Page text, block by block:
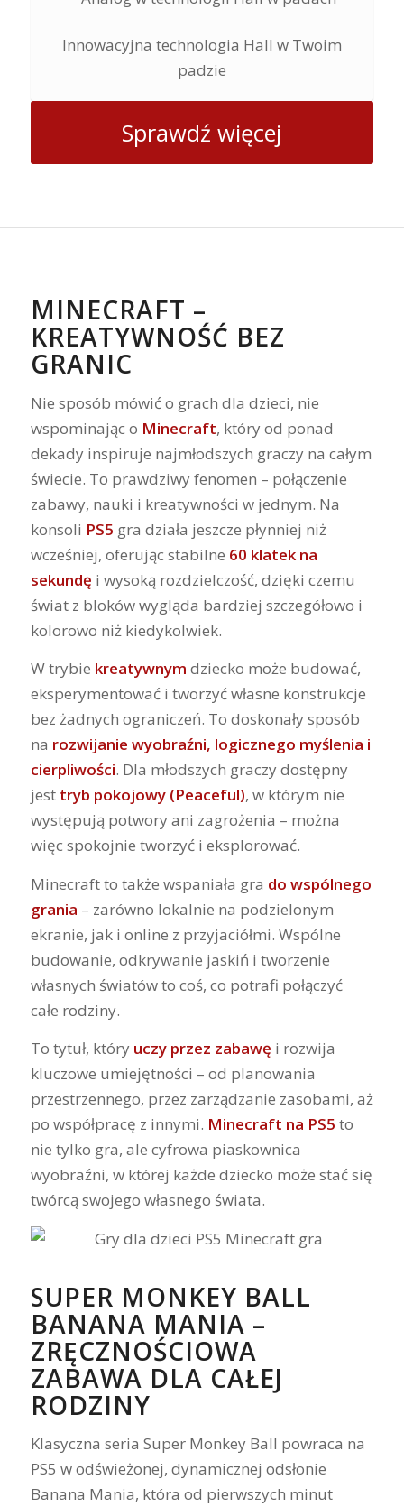
Innowacyjna technologia Hall w Twoim
padzie
Sprawdź więcej
MINECRAFT –
KREATYWNOŚĆ BEZ
GRANIC
Nie sposób mówić o grach dla dzieci, nie
wspominając o Minecraft, który od ponad
dekady inspiruje najmłodszych graczy na całym
świecie. To prawdziwy fenomen – połączenie
zabawy, nauki i kreatywności w jednym. Na
konsoli PS5 gra działa jeszcze płynniej niż
wcześniej, oferując stabilne 60 klatek na
sekundę i wysoką rozdzielczość, dzięki czemu
świat z bloków wygląda bardziej szczegółowo i
kolorowo niż kiedykolwiek.
W trybie kreatywnym dziecko może budować,
eksperymentować i tworzyć własne konstrukcje
bez żadnych ograniczeń. To doskonały sposób
na rozwijanie wyobraźni, logicznego myślenia i
cierpliwości. Dla młodszych graczy dostępny
jest tryb pokojowy (Peaceful), w którym nie
występują potwory ani zagrożenia – można
więc spokojnie tworzyć i eksplorować.
Minecraft to także wspaniała gra do wspólnego
grania – zarówno lokalnie na podzielonym
ekranie, jak i online z przyjaciółmi. Wspólne
budowanie, odkrywanie jaskiń i tworzenie
własnych światów to coś, co potrafi połączyć
całe rodziny.
To tytuł, który uczy przez zabawę i rozwija
kluczowe umiejętności – od planowania
przestrzennego, przez zarządzanie zasobami, aż
po współpracę z innymi. Minecraft na PS5 to
nie tylko gra, ale cyfrowa piaskownica
wyobraźni, w której każde dziecko może stać się
twórcą swojego własnego świata.
SUPER MONKEY BALL
BANANA MANIA –
ZRĘCZNOŚCIOWA
ZABAWA DLA CAŁEJ
RODZINY
Klasyczna seria Super Monkey Ball powraca na
PS5 w odświeżonej, dynamicznej odsłonie
Banana Mania, która od pierwszych minut